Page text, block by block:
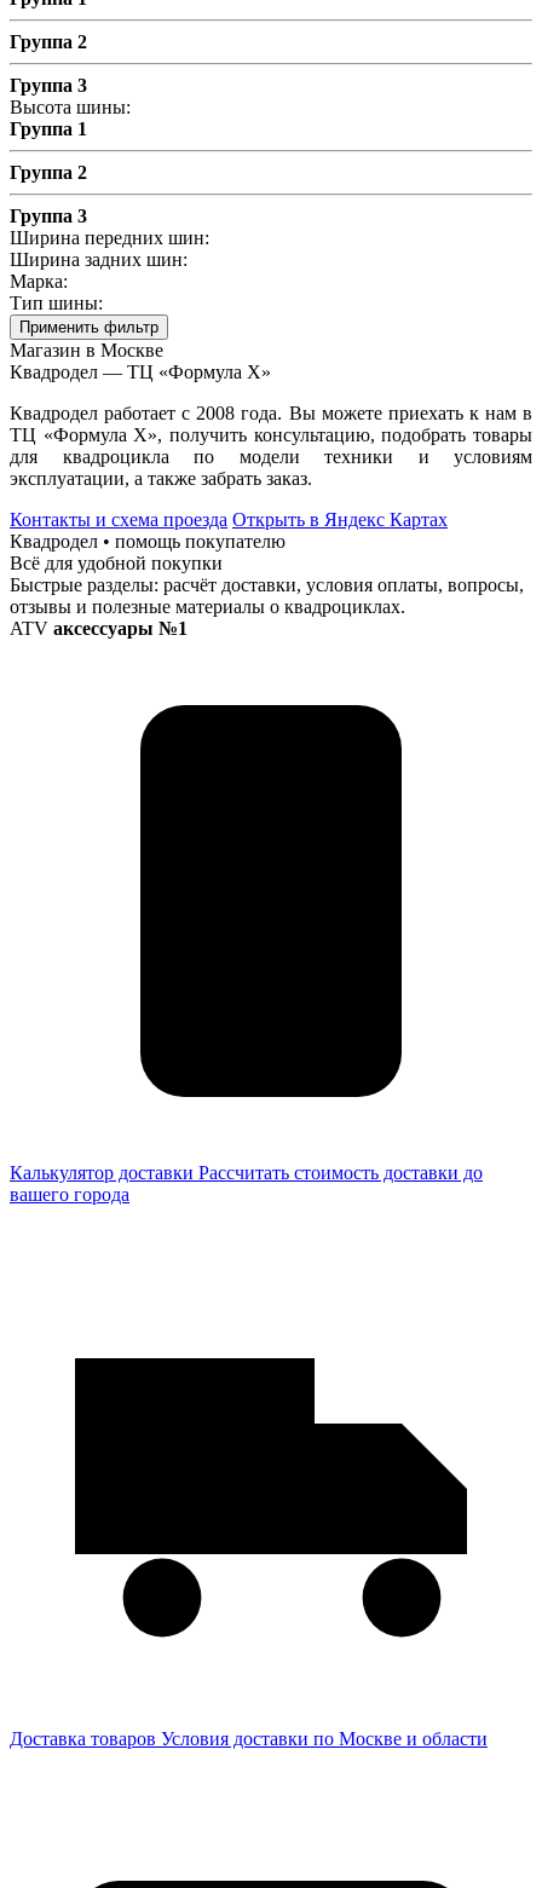
Группа 2
Группа 3
Высота шины:
Группа 1
Группа 2
Группа 3
Ширина передних шин:
Ширина задних шин:
Марка:
Тип шины:
Применить фильтр
Магазин в Москве
Квадродел — ТЦ «Формула Х»
Квадродел работает с 2008 года. Вы можете приехать к нам в
ТЦ «Формула Х», получить консультацию, подобрать товары
для квадроцикла по модели техники и условиям
эксплуатации, а также забрать заказ.
Контакты и схема проезда Открыть в Яндекс Картах
Квадродел • помощь покупателю
Всё для удобной покупки
Быстрые разделы: расчёт доставки, условия оплаты, вопросы,
отзывы и полезные материалы о квадроциклах.
ATV аксессуары №1
Калькулятор доставки Рассчитать стоимость доставки до
вашего города
Доставка товаров Условия доставки по Москве и области